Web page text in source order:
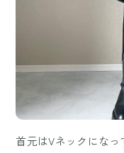
首元はVネックにな